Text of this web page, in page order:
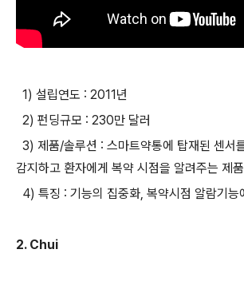
1) 설립연도 : 2011년
2) 펀딩규모 : 230만 달러
3) 제품/솔루션 : 스마트약통에 탑재된 센서
감지하고 환자에게 복약 시점을 알려주는 제품
4) 특징 : 기능의 집중화, 복약시점 알람기능
2. Chui